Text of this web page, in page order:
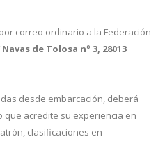
correo ordinario a la Federación
Navas de Tolosa nº 3, 28013
desde embarcación, deberá
acredite su experiencia en
clasificaciones en